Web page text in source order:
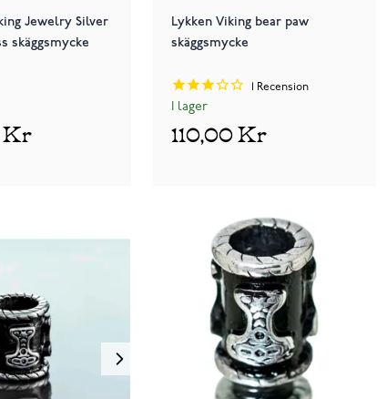
Jewelry Silver
skäggsmycke
Kr
Lykken Viking bear paw
skäggsmycke
1 Recension
I lager
110,00 Kr